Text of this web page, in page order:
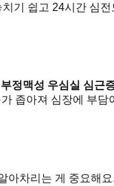
기 쉽고 24시간 심
부정맥성 우심실 심근
좁아져 심장에 부
아차리는 게 중요해요